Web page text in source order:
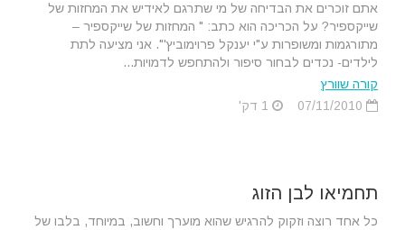
אתם זוכרים את הבדיחה של מי שתרגם לאידיש את המחזות של
שייקספיר? על הכריכה הוא כתב: " המחזות של שייקספיר –
מתורגמות ומשופרות ע"י יענקל פרוימוביץ'". אני מציעה לתת
לילדים- נכדים לבחור סיפור ולהתחפש לדמויות...
קורה שוורץ
תחמיאו לבן הזוג
כל אחד רוצה וזקוק להרגיש שהוא מוערך וחשוב, במיוחד, בלבו של